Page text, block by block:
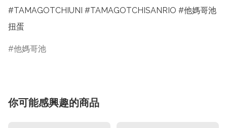
#TAMAGOTCHIUNI #TAMAGOTCHISANRIO #他媽哥池
扭蛋
他媽哥池
你可能感興趣的商品